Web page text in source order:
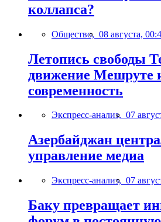
коллапса?
Общество, 08 августа,
Летопись свободы
движение Мешруте
современность
Экспресс-анализ, 07
Азербайджан
управление медиа
Экспресс-анализ, 07
Баку превращает